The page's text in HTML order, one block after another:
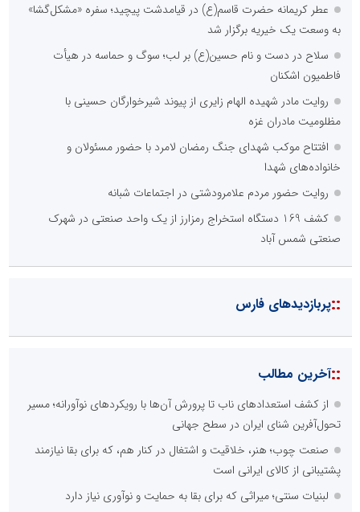
عطر کریمانه حضرت قاسم(ع) در قیامدشت پیچید؛ سفره «مشکل‌گشا»
به وسعت یک خیریه برگزار شد
سلاح در دست و نام حسین(ع) بر لب؛ سوگ و حماسه در هیأت
فاطمیون اشکنان
روایت مادر شهیده الهام زایری از پیوند شیرخوارگان حسینی با
مظلومیت مادران غزه
افتتاح موکب شهدای جنگ رمضان لامرد با حضور مسئولان و
خانواده‌های شهدا
روایت حضور مردم علامرودشتی در اجتماعات شبانه
کشف 169 دستگاه استخراج رمزارز از یک واحد صنعتی در شهرک
صنعتی شمس آباد
::پربازدیدهای فارس
::آخرین مطالب
از کشف استعدادهای ناب تا پرورش آن‌ها با رویکردهای نوآورانه؛ مسیر
تحول‌آفرین شنای ایران در سطح جهانی
صنعت چوب؛ هنر، خلاقیت و اشتغال در کنار هم، که برای بقا نیازمند
پشتیبانی از کالای ایرانی است
لبنیات سنتی؛ میراثی که برای بقا به حمایت و نوآوری نیاز دارد